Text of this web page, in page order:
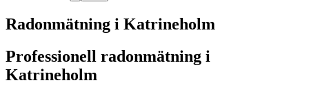
Radonmätning i Katrineholm
Professionell radonmätning i
Katrineholm